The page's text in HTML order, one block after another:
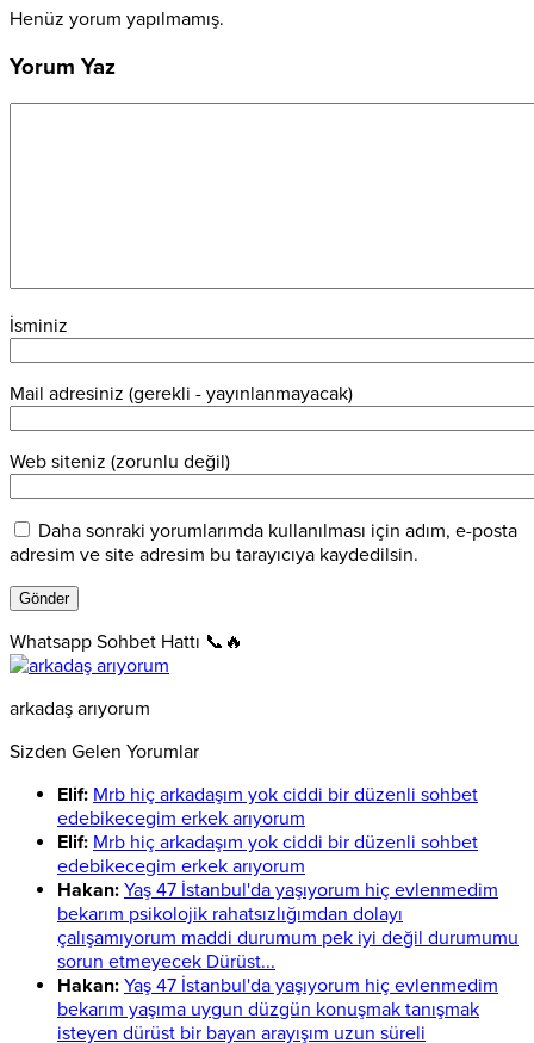
Henüz yorum yapılmamış.
Yorum Yaz
İsminiz
Mail adresiniz (gerekli - yayınlanmayacak)
Web siteniz (zorunlu değil)
Daha sonraki yorumlarımda kullanılması için adım, e-posta
adresim ve site adresim bu tarayıcıya kaydedilsin.
Whatsapp Sohbet Hattı 📞🔥
arkadaş arıyorum
Sizden Gelen Yorumlar
Elif: Mrb hiç arkadaşım yok ciddi bir düzenli sohbet
edebikecegim erkek arıyorum
Elif: Mrb hiç arkadaşım yok ciddi bir düzenli sohbet
edebikecegim erkek arıyorum
Hakan: Yaş 47 İstanbul'da yaşıyorum hiç evlenmedim
bekarım psikolojik rahatsızlığımdan dolayı
çalışamıyorum maddi durumum pek iyi değil durumumu
sorun etmeyecek Dürüst...
Hakan: Yaş 47 İstanbul'da yaşıyorum hiç evlenmedim
bekarım yaşıma uygun düzgün konuşmak tanışmak
isteyen dürüst bir bayan arayışım uzun süreli